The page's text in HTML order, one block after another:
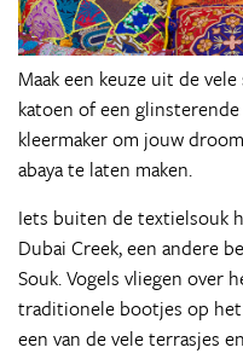
Maak een keuze uit de
katoen of een
kleermaker om jouw
abaya te laten maken.
Iets buiten de textielsouk
Dubai Creek, een andere
Souk. Vogels vliegen over
traditionele bootjes op
een van de vele terrasjes